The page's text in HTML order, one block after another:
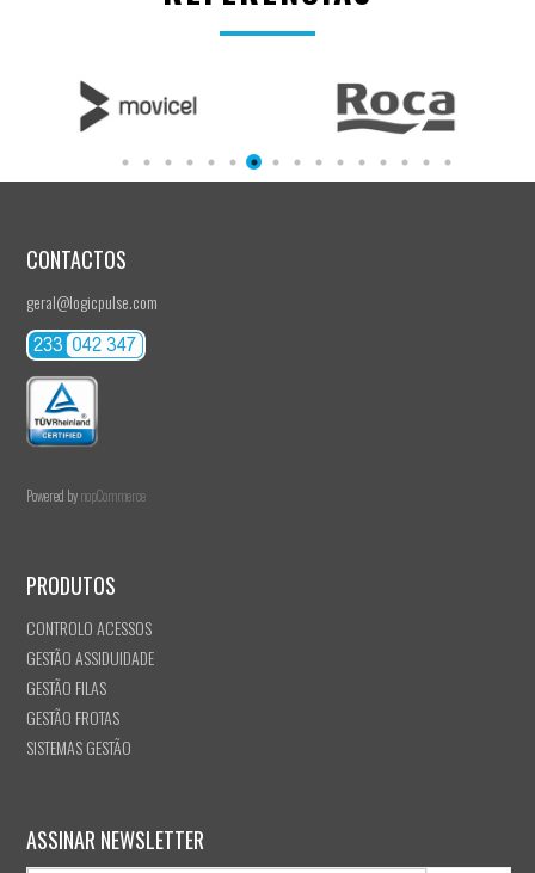
CONTACTOS
geral@logicpulse.com
Powered bynopCommerce
PRODUTOS
CONTROLO ACESSOS
GESTÃO ASSIDUIDADE
GESTÃO FILAS
GESTÃO FROTAS
SISTEMAS GESTÃO
ASSINAR NEWSLETTER